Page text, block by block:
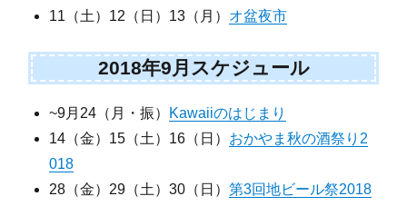
11（土）12（日）13（月） オ盆夜市
2018年9月スケジュール
~9月24（月・振） Kawaiiのはじまり
14（金）15（土）16（日） おかやま秋の酒祭り2
018
28（金）29（土）30（日）第3回地ビール祭2018